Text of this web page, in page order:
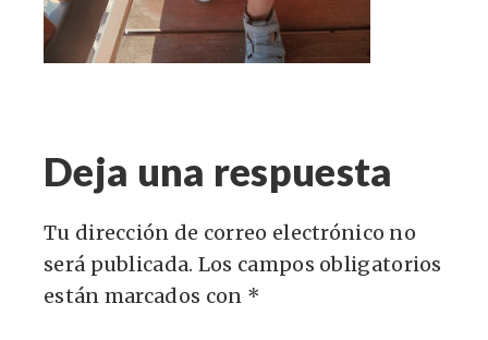
Deja una respuesta
Tu dirección de correo electrónico no
será publicada. Los campos obligatorios
están marcados con *